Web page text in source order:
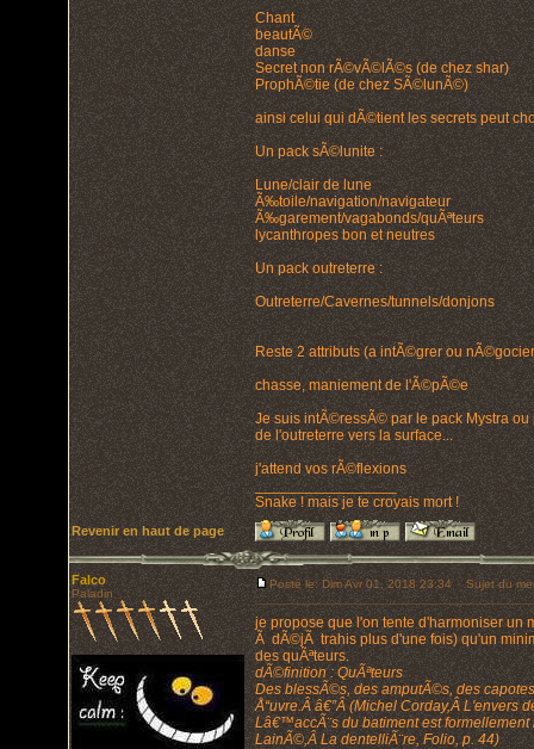
Chant
beautÃ©
danse
Secret non rÃ©vÃ©lÃ©s (de chez shar)
ProphÃ©tie (de chez SÃ©lunÃ©)
ainsi celui qui dÃ©tient les secrets peut
Un pack sÃ©lunite :
Lune/clair de lune
Ã‰toile/navigation/navigateur
Ã‰garement/vagabonds/quÃªteurs
lycanthropes bon et neutres
Un pack outreterre :
Outreterre/Cavernes/tunnels/donjons
Reste 2 attributs (a intÃ©grer ou
chasse, maniement de l'Ã©pÃ©e
Je suis intÃ©ressÃ© par le pack Mystra
de l'outreterre vers la surface...
j'attend vos rÃ©flexions
_________________
Snake ! mais je te croyais mort !
Revenir en haut de page
Falco
Paladin
Posté le: Dim Avr 01, 2018 23:34 Sujet du
je propose que l'on tente d'harmoniser un
Ã dÃ©jÃ trahis plus d'une fois) qu'un
des quÃªteurs.
dÃ©finition : QuÃªteurs
Des blessÃ©s, des amputÃ©s, des
Å“uvre.Â â€”Â (Michel Corday,Â L'envers
Lâ€™accÃ¨s du batiment est
LainÃ©,Â La dentelliÃ¨re, Folio, p. 44)